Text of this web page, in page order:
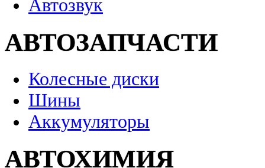
Автозвук
АВТОЗАПЧАСТИ
Колесные диски
Шины
Аккумуляторы
АВТОХИМИЯ